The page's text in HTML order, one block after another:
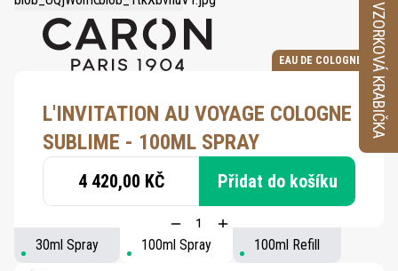
EAU DE COLOGNE
L'INVITATION AU VOYAGE COLOGNE
SUBLIME - 100ML SPRAY
4 420,00 KČ Přidat do košíku
30ml Spray 100ml Spray 100ml Refill
VZORKOVÁ KRABIČKA